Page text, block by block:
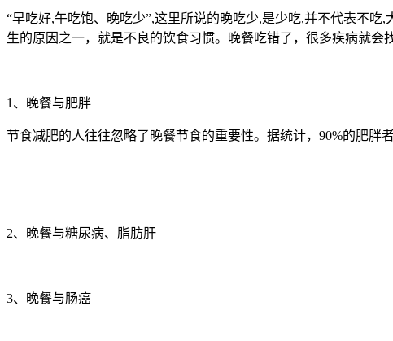
“早吃好,午吃饱、晚吃少”,这里所说的晚吃少,是少吃,并不代表不
生的原因之一，就是不良的饮食习惯。晚餐吃错了，很多疾病就会
1、晚餐与肥胖
节食减肥的人往往忽略了晚餐节食的重要性。据统计，90%的肥胖
2、晚餐与糖尿病、脂肪肝
3、晚餐与肠癌